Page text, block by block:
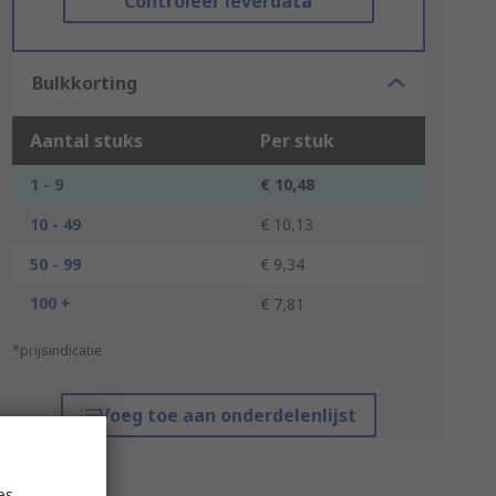
Bulkkorting
Aantal stuks Per stuk
1 - 9
€ 10,48
10 - 49
€ 10,13
50 - 99
€ 9,34
100 +
€ 7,81
*prijsindicatie
Voeg toe aan onderdelenlijst